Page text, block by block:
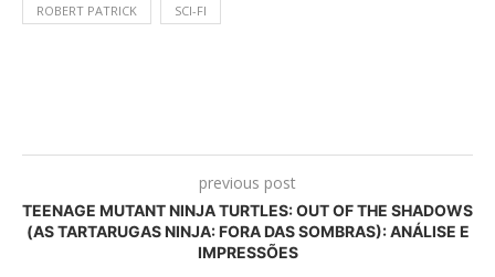
ROBERT PATRICK SCI-FI
previous post
TEENAGE MUTANT NINJA TURTLES: OUT OF THE SHADOWS
(AS TARTARUGAS NINJA: FORA DAS SOMBRAS): ANÁLISE E
IMPRESSÕES